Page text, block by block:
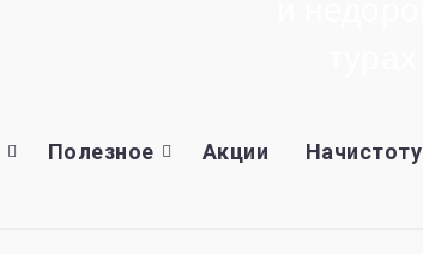
Полезное Акции Начистоту